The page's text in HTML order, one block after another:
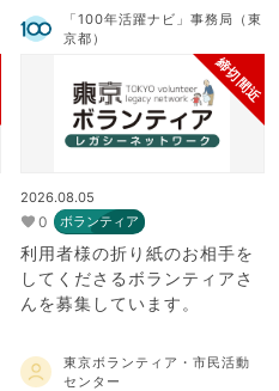
「100年活躍ナビ」事務局（東
京都）
締切間近
2026.08.05
0 ボランティア
利用者様の折り紙のお相手を
してくださるボランティアさ
んを募集しています。
東京ボランティア・市民活動
センター